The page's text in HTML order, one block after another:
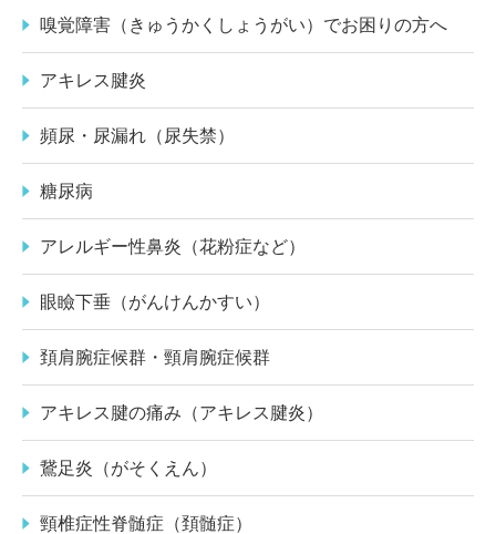
嗅覚障害（きゅうかくしょうがい）でお困りの方へ
アキレス腱炎
頻尿・尿漏れ（尿失禁）
糖尿病
アレルギー性鼻炎（花粉症など）
眼瞼下垂（がんけんかすい）
頚肩腕症候群・頸肩腕症候群
アキレス腱の痛み（アキレス腱炎）
鵞足炎（がそくえん）
頸椎症性脊髄症（頚髄症）